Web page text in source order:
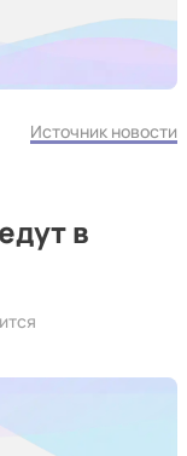
Источник новости
в